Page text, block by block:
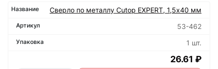
Сверло по металлу Cutop EXPERT, 1,5х40 мм
53-462
1 шт.
26.61 ₽